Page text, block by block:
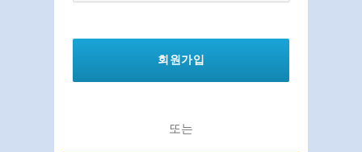
회원가입
또는